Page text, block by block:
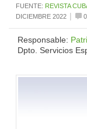
FUENTE: REVISTA
DICIEMBRE 2022 |
Responsable:
Dpto. Servicios